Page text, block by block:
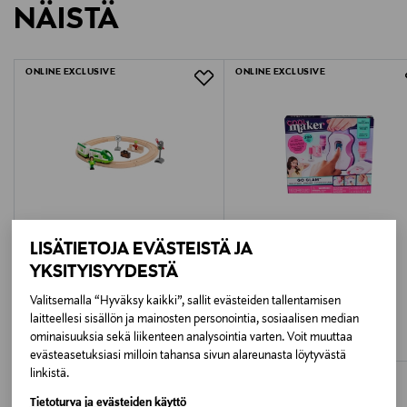
LISÄTIETOJA EVÄSTEISTÄ JA
YKSITYISYYDESTÄ
Valitsemalla “Hyväksy kaikki”, sallit evästeiden tallentamisen
laitteellesi sisällön ja mainosten personointia, sosiaalisen median
ominaisuuksia sekä liikenteen analysointia varten. Voit muuttaa
evästeasetuksiasi milloin tahansa sivun alareunasta löytyvästä
linkistä.
Tietoturva ja evästeiden käyttö
1542236
Paristo sisältyy
AA/LR6
Avainsanat
LUE TARKEMMAT PALAUTUSOHJEET
NÄISTÄ
ONLINE EXCLUSIVE
BRIO
BRIO WORLD Ympyräratasetti UUSI
Original Price
32,99 €
ONLINE EXCLUSIVE
COOL
GOGLAM Leikkisetti Go Glam -
kynsistudio